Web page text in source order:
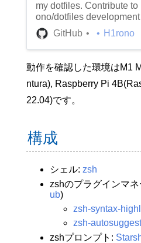
my dotfiles. Contribute to
ono/dotfiles
creating an account on
b.
GitHub H1rono
動作を確認した環境はM1
ntura), Raspberry Pi
22.04)です。
構成
シェル: zsh
zshのプラグインマネ
ub)
zsh-syntax-
zsh-
zshプロンプト: